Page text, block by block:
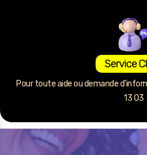
Service
Pour toute aide ou demande
13 03